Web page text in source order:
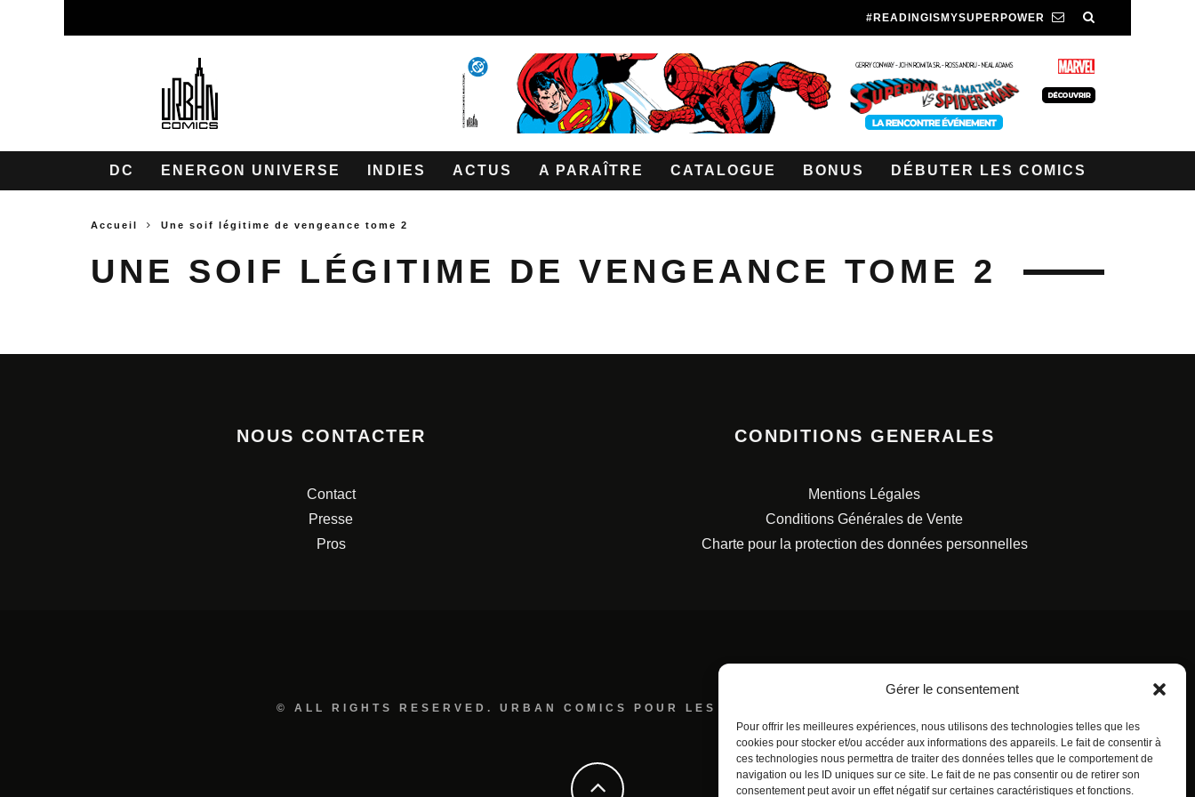
Gérer le consentement
Pour offrir les meilleures expériences, nous utilisons des technologies telles que les
cookies pour stocker et/ou accéder aux informations des appareils. Le fait de consentir à
ces technologies nous permettra de traiter des données telles que le comportement de
navigation ou les ID uniques sur ce site. Le fait de ne pas consentir ou de retirer son
consentement peut avoir un effet négatif sur certaines caractéristiques et fonctions.
#READINGISMYSUPERPOWER
DC ENERGON UNIVERSE INDIES ACTUS A PARAÎTRE CATALOGUE BONUS DÉBUTER LES COMICS
Accueil Une soif légitime de vengeance tome 2
UNE SOIF LÉGITIME DE VENGEANCE TOME 2
NOUS CONTACTER
Contact
Presse
Pros
CONDITIONS GENERALES
Mentions Légales
Conditions Générales de Vente
Charte pour la protection des données personnelles
© ALL RIGHTS RESERVED. URBAN COMICS POUR LES ÉDITIONS FRANÇAISES.